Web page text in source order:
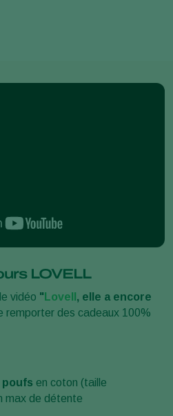
LOVELL
vidéo " Lovell , elle a encore
remporter des cadeaux 100%
poufs en coton (taille
max de détente